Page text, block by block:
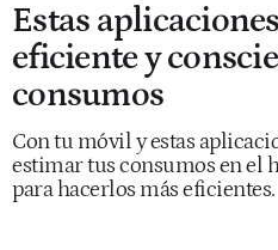
Estas
eficiente y
consumos
Con tu móvil y estas
estimar tus consumos en el
para hacerlos más eficientes.